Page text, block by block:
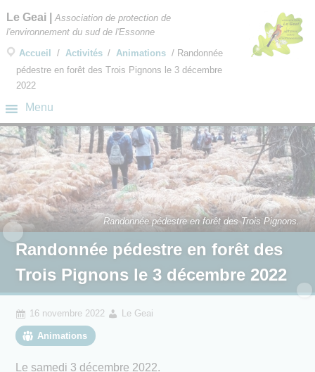
Le Geai| Association de protection de
l'environnement du sud de l'Essonne
Accueil / Activités / Animations / Randonnée
pédestre en forêt des Trois Pignons le 3 décembre
2022
Menu
Randonnée pédestre en forêt des Trois Pignons.
Randonnée pédestre en forêt des
Trois Pignons le 3 décembre 2022
16 novembre 2022 Le Geai
Animations
Le samedi 3 décembre 2022.